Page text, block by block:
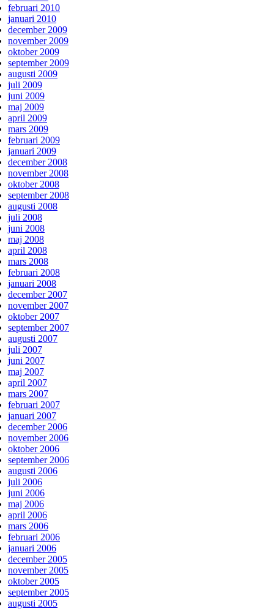
februari 2010
januari 2010
december 2009
november 2009
oktober 2009
september 2009
augusti 2009
juli 2009
juni 2009
maj 2009
april 2009
mars 2009
februari 2009
januari 2009
december 2008
november 2008
oktober 2008
september 2008
augusti 2008
juli 2008
juni 2008
maj 2008
april 2008
mars 2008
februari 2008
januari 2008
december 2007
november 2007
oktober 2007
september 2007
augusti 2007
juli 2007
juni 2007
maj 2007
april 2007
mars 2007
februari 2007
januari 2007
december 2006
november 2006
oktober 2006
september 2006
augusti 2006
juli 2006
juni 2006
maj 2006
april 2006
mars 2006
februari 2006
januari 2006
december 2005
november 2005
oktober 2005
september 2005
augusti 2005